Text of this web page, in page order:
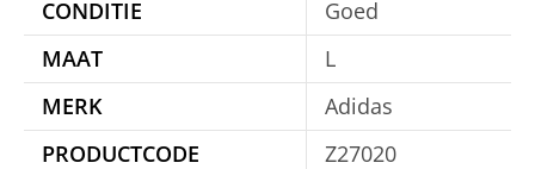
CONDITIE
Goed
MAAT
L
MERK
Adidas
PRODUCTCODE
Z27020